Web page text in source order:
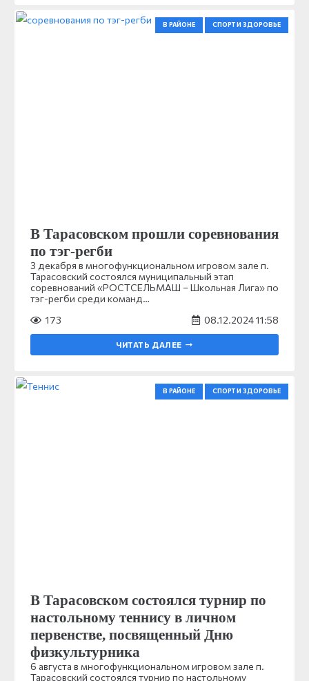
В РАЙОНЕ СПОРТ И ЗДОРОВЬЕ
В Тарасовском прошли соревнования
по тэг-регби
3 декабря в многофункциональном игровом зале п.
Тарасовский состоялся муниципальный этап
соревнований «РОСТСЕЛЬМАШ – Школьная Лига» по
тэг-регби среди команд…
173
08.12.2024 11:58
ЧИТАТЬ ДАЛЕЕ
В РАЙОНЕ СПОРТ И ЗДОРОВЬЕ
В Тарасовском состоялся турнир по
настольному теннису в личном
первенстве, посвященный Дню
физкультурника
6 августа в многофункциональном игровом зале п.
Тарасовский состоялся турнир по настольному